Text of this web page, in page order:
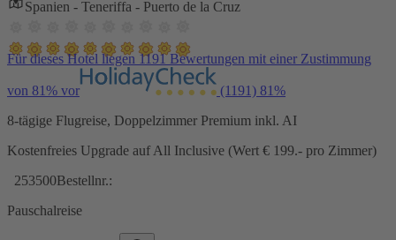
Spanien - Teneriffa - Puerto de la Cruz
Für dieses Hotel liegen 1191 Bewertungen mit einer Zustimmung
von 81% vor (1191) 81%
8-tägige Flugreise, Doppelzimmer Premium inkl. AI
Kostenfreies Upgrade auf All Inclusive (Wert € 199.- pro Zimmer)
253500Bestellnr.:
Pauschalreise